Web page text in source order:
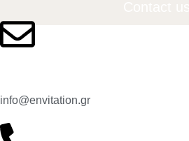
info@envitation.gr